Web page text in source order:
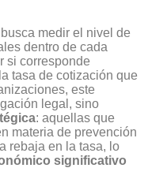
medir el nivel de
dentro de cada
si corresponde
tasa de cotización que
este
legal, sino
: aquellas que
materia de prevención
rebaja en la tasa, lo
significativo